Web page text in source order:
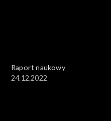
Raport naukowy
24.12.2022